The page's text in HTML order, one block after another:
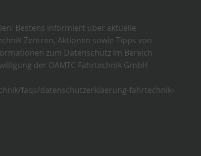
Bestens informiert über aktuelle
Zentren, Aktionen sowie Tipps von
zum Datenschutz im Bereich
der ÖAMTC Fahrtechnik GmbH
faqs/datenschutzerklaerung-fahrtechnik-